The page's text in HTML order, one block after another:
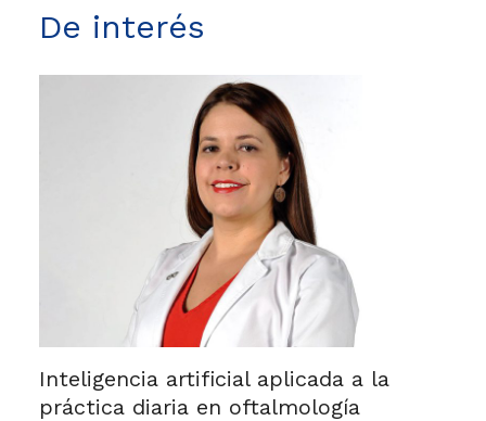
De interés
Inteligencia artificial aplicada a la
práctica diaria en oftalmología